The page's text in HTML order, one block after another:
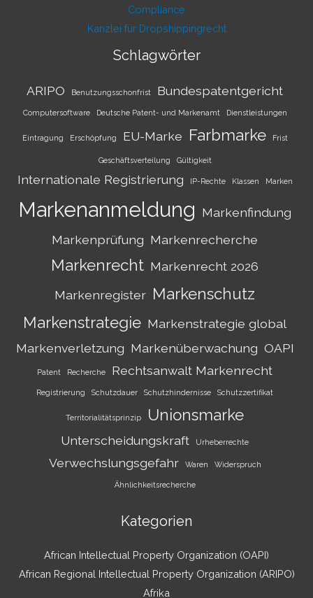
Compliance
Kanzlei für Dropshippingrecht
Schlagwörter
ARIPO Benutzungsschonfrist Bundespatentgericht
Computersoftware Deutsche Patent- und Markenamt Dienstleistungen
Eintragung Erschöpfung EU-Marke Farbmarke Frist
Geschäftsverteilung Gültigkeit
Internationale Registrierung IP-Rechte Klassen Marken
Markenanmeldung Markenfindung
Markenprüfung Markenrecherche
Markenrecht Markenrecht 2026
Markenregister Markenschutz
Markenstrategie Markenstrategie global
Markenverletzung Markenüberwachung OAPI
Patent Recherche Rechtsanwalt Markenrecht
Registrierung Schutzdauer Schutzhindernisse Schutzzertifikat
Territorialitätsprinzip Unionsmarke
Unterscheidungskraft Urheberrechte
Verwechslungsgefahr Waren Widerspruch
Ähnlichkeitsrecherche
Kategorien
African Intellectual Property Organization (OAPI)
African Regional Intellectual Property Organization (ARIPO)
Afrika